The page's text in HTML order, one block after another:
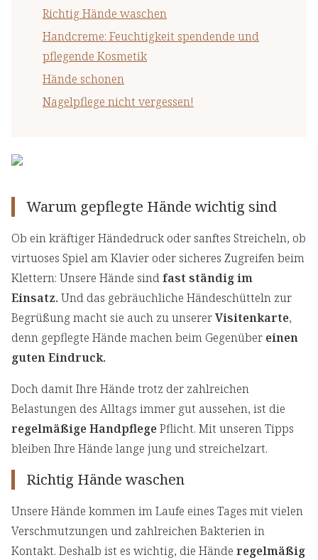
Richtig Hände waschen
Handcreme: Feuchtigkeit spendende und
pflegende Kosmetik
Hände schonen
Nagelpflege nicht vergessen!
Warum gepflegte Hände wichtig sind
Ob ein kräftiger Händedruck oder sanftes Streicheln, ob
virtuoses Spiel am Klavier oder sicheres Zugreifen beim
Klettern: Unsere Hände sindfast ständig im
Einsatz. Und das gebräuchliche Händeschütteln zur
Begrüßung macht sie auch zu unsererVisitenkarte,
denn gepflegte Hände machen beim Gegenüber einen
guten Eindruck.
Doch damit Ihre Hände trotz der zahlreichen
Belastungen des Alltags immer gut aussehen, ist die
regelmäßige HandpflegePflicht. Mit unseren Tipps
bleiben Ihre Hände lange jung und streichelzart.
Richtig Hände waschen
Unsere Hände kommen im Laufe eines Tages mit vielen
Verschmutzungen und zahlreichen Bakterien in
Kontakt. Deshalb ist es wichtig, die Hände regelmäßig